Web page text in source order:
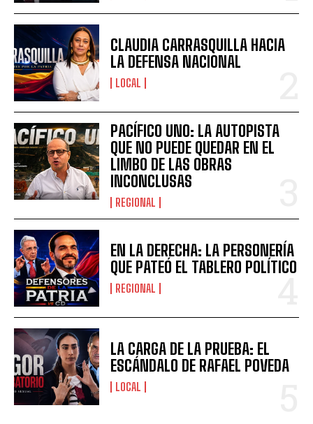
CLAUDIA CARRASQUILLA HACIA
LA DEFENSA NACIONAL
LOCAL
PACÍFICO UNO: LA AUTOPISTA
QUE NO PUEDE QUEDAR EN EL
LIMBO DE LAS OBRAS
INCONCLUSAS
REGIONAL
EN LA DERECHA: LA PERSONERÍA
QUE PATEÓ EL TABLERO POLÍTICO
REGIONAL
LA CARGA DE LA PRUEBA: EL
ESCÁNDALO DE RAFAEL POVEDA
LOCAL